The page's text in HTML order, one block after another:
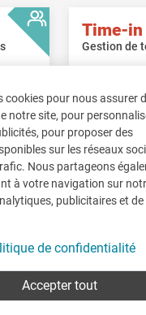
cookies pour nous assurer
notre site, pour
pour proposer des
sur les réseaux
Nous partageons
à votre navigation sur
publicitaires et de
de confidentialité
Accepter tout
Time-in
Gestion de
Comptes
Net-in
Solutions